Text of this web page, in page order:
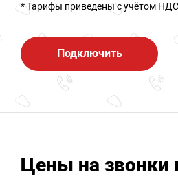
* Тарифы приведены c учётом
Подключить
Цены на звонки